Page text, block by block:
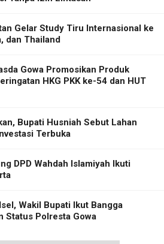
Gelar Study Tiru Internasional ke
dan Thailand
Gowa Promosikan Produk
HKG PKK ke-54 dan HUT
Bupati Husniah Sebut Lahan
Terbuka
DPD Wahdah Islamiyah Ikuti
Wakil Bupati Ikut Bangga
Status Polresta Gowa